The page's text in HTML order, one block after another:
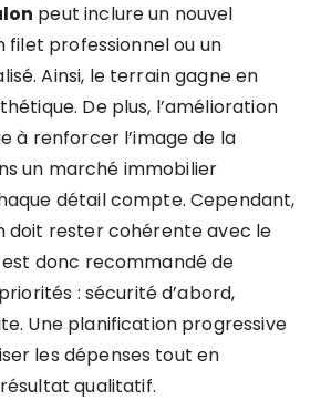
peut inclure un nouvel
filet professionnel ou un
Ainsi, le terrain gagne en
De plus, l’amélioration
à renforcer l’image de la
un marché immobilier
détail compte. Cependant,
doit rester cohérente avec le
donc recommandé de
: sécurité d’abord,
Une planification progressive
les dépenses tout en
qualitatif.